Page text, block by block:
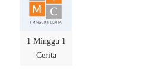
1 Minggu 1
Cerita